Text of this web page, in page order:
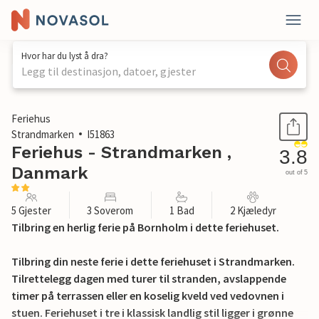
Hvor har du lyst å dra?
Legg til destinasjon, datoer, gjester
1 / 20
Feriehus
Strandmarken
I51863
Feriehus - Strandmarken ,
Danmark
3.8
out of 5
5 Gjester 3 Soverom 1 Bad 2 Kjæledyr
Tilbring en herlig ferie på Bornholm i dette feriehuset.
Tilbring din neste ferie i dette feriehuset i Strandmarken.
Tilrettelegg dagen med turer til stranden, avslappende
timer på terrassen eller en koselig kveld ved vedovnen i
stuen. Feriehuset i tre i klassisk landlig stil ligger i grønne